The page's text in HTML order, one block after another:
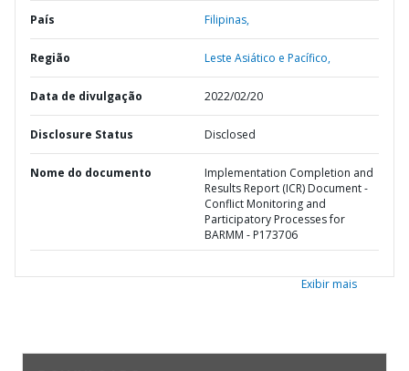
País Filipinas,
Região Leste Asiático e Pacífico,
Data de divulgação 2022/02/20
Disclosure Status Disclosed
Nome do documento
Implementation Completion and
Results Report (ICR) Document -
Conflict Monitoring and
Participatory Processes for
BARMM - P173706
Exibir mais